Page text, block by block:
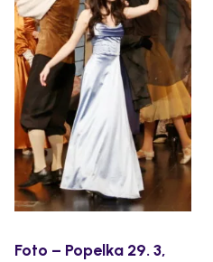
Foto – Popelka 29. 3,